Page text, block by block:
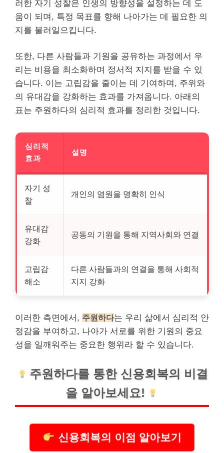
러한 자기 성찰은 인생의 방향성을 설정하는 데 도
움이 되며, 특정 목표를 향해 나아가는 데 필요한 의
지를 불러일으킵니다.
또한, 다른 사람들과 기원을 공유하는 과정에서 우
리는 비용을 최소화하며 정서적 지지를 받을 수 있
습니다. 이는 고립감을 줄이는 데 기여하며, 주위와
의 유대감을 강화하는 효과를 가져옵니다. 아래의
표는 주원하다의 심리적 효과를 정리한 것입니다.
심리적
효과
설명
자기 성
찰
개인의 염원을 명확히 인식
유대감
강화
공동의 기원을 통해 지역사회와 연결
고립감
해소
다른 사람들과의 연결을 통해 사회적
지지 강화
이러한 측면에서, 주원하다는 우리 삶에서 심리적 안
정감을 부여하고, 나아가 서로를 위한 기원의 중요
성을 일깨워주는 중요한 행위라 할 수 있습니다.
주원하다를 통한 신용회복의 비결
을 알아보세요!
신용회복의 이점 알아보기